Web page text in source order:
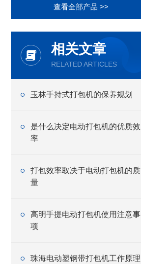
查看全部产品 >>
相关文章
RELATED ARTICLES
玉林手持式打包机的保养规划
是什么决定电动打包机的优质效
率
打包效率取决于电动打包机的质
量
高明手提电动打包机使用注意事
项
珠海电动塑钢带打包机工作原理